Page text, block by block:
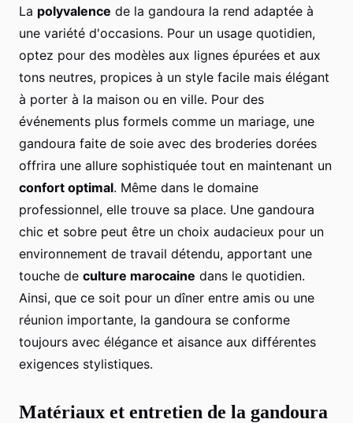
La polyvalence de la gandoura la rend adaptée à
une variété d'occasions. Pour un usage quotidien,
optez pour des modèles aux lignes épurées et aux
tons neutres, propices à un style facile mais élégant
à porter à la maison ou en ville. Pour des
événements plus formels comme un mariage, une
gandoura faite de soie avec des broderies dorées
offrira une allure sophistiquée tout en maintenant un
confort optimal. Même dans le domaine
professionnel, elle trouve sa place. Une gandoura
chic et sobre peut être un choix audacieux pour un
environnement de travail détendu, apportant une
touche de culture marocaine dans le quotidien.
Ainsi, que ce soit pour un dîner entre amis ou une
réunion importante, la gandoura se conforme
toujours avec élégance et aisance aux différentes
exigences stylistiques.
Matériaux et entretien de la gandoura